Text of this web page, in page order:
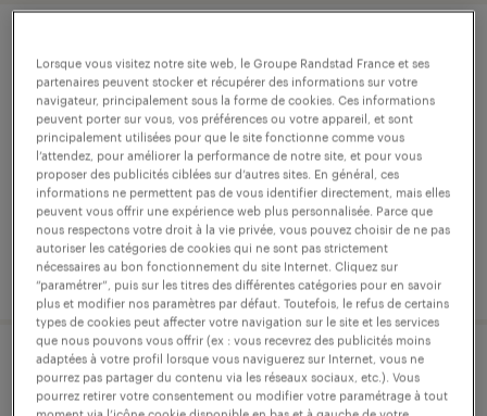
opérateur de production qualifié (f/h)
beychac-et-caillau, gironde
intérim
12,49 € par heure
publié le 3 août 2026
technicien de maintenance
industrielle (h/f)
Lorsque vous visitez notre site web, le Groupe Randstad France et ses
partenaires peuvent stocker et récupérer des informations sur votre
navigateur, principalement sous la forme de cookies. Ces informations
peuvent porter sur vous, vos préférences ou votre appareil, et sont
principalement utilisées pour que le site fonctionne comme vous
l’attendez, pour améliorer la performance de notre site, et pour vous
proposer des publicités ciblées sur d’autres sites. En général, ces
informations ne permettent pas de vous identifier directement, mais elles
peuvent vous offrir une expérience web plus personnalisée. Parce que
nous respectons votre droit à la vie privée, vous pouvez choisir de ne pas
autoriser les catégories de cookies qui ne sont pas strictement
nécessaires au bon fonctionnement du site Internet. Cliquez sur
“paramétrer”, puis sur les titres des différentes catégories pour en savoir
plus et modifier nos paramètres par défaut. Toutefois, le refus de certains
types de cookies peut affecter votre navigation sur le site et les services
que nous pouvons vous offrir (ex : vous recevrez des publicités moins
adaptées à votre profil lorsque vous naviguerez sur Internet, vous ne
pourrez pas partager du contenu via les réseaux sociaux, etc.). Vous
pourrez retirer votre consentement ou modifier votre paramétrage à tout